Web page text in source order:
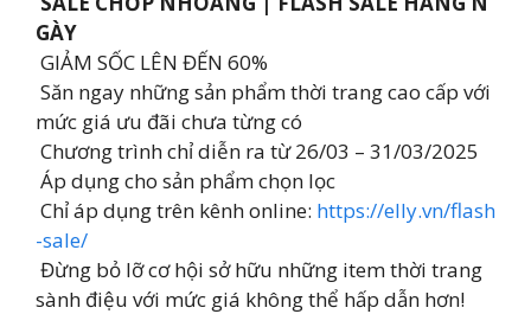
GÀY
GIẢM SỐC LÊN ĐẾN 60%
Săn ngay những sản phẩm thời trang cao cấp với
mức giá ưu đãi chưa từng có
Chương trình chỉ diễn ra từ 26/03 – 31/03/2025
Áp dụng cho sản phẩm chọn lọc
Chỉ áp dụng trên kênh online: https://elly.vn/flash
-sale/
Đừng bỏ lỡ cơ hội sở hữu những item thời trang
sành điệu với mức giá không thể hấp dẫn hơn!